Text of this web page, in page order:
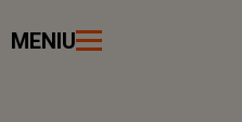
MENIU